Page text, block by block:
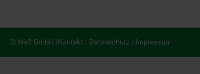
© NeS GmbH |Kontakt | Datenschutz | Impressum